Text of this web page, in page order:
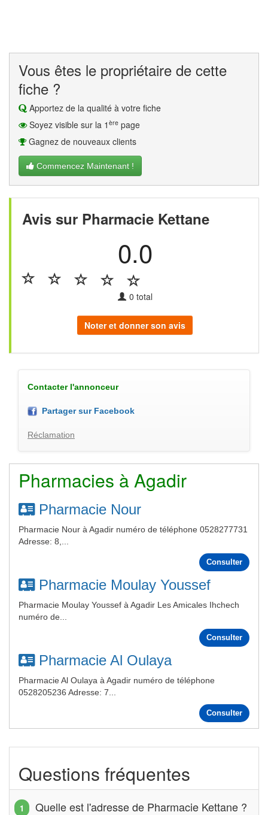
Vous êtes le propriétaire de cette
fiche ?
Apportez de la qualité à votre fiche
Soyez visible sur la 1 ère page
Gagnez de nouveaux clients
Commencez Maintenant !
Avis sur Pharmacie Kettane
0.0
0 total
Noter et donner son avis
Contacter l'annonceur
Partager sur Facebook
Réclamation
Pharmacies à Agadir
Pharmacie Nour
Pharmacie Nour à Agadir numéro de téléphone 0528277731
Adresse: 8,...
Consulter
Pharmacie Moulay Youssef
Pharmacie Moulay Youssef à Agadir Les Amicales Ihchech
numéro de...
Consulter
Pharmacie Al Oulaya
Pharmacie Al Oulaya à Agadir numéro de téléphone
0528205236 Adresse: 7...
Consulter
Questions fréquentes
Quelle est l'adresse de Pharmacie Kettane ?